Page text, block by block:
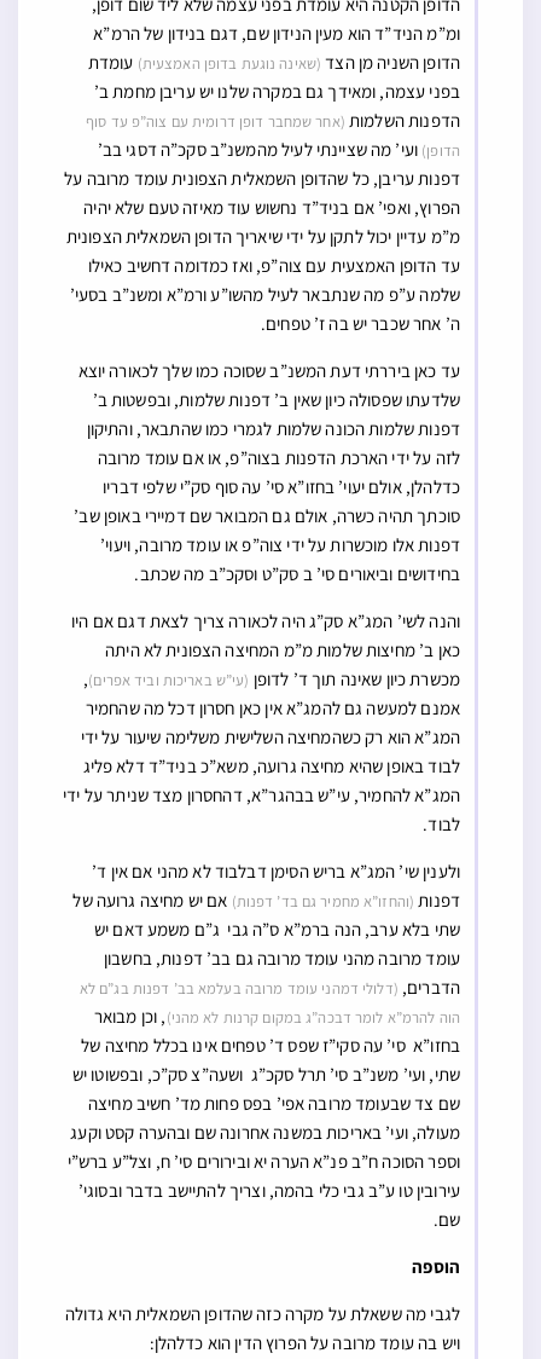
ומ”מ הניד”ד הוא מעין הנידון שם, דגם בנידון של הרמ”א
הדופן השניה מן הצד (שאינה נוגעת בדופן האמצעית) עומדת
בפני עצמה, ומאידך גם במקרה שלנו יש עריבן מחמת ב’
הדפנות השלמות (אחר שמחבר דופן דרומית עם צוה”פ עד סוף
הדופן) ועי’ מה שציינתי לעיל מהמשנ”ב סקכ”ה דסגי בב’
דפנות עריבן, כל שהדופן השמאלית הצפונית עומד מרובה על
הפרוץ, ואפי’ אם בניד”ד נחשוש עוד מאיזה טעם שלא יהיה
מ”מ עדיין יכול לתקן על ידי שיאריך הדופן השמאלית הצפונית
עד הדופן האמצעית עם צוה”פ, ואז כמדומה דחשיב כאילו
שלמה ע”פ מה שנתבאר לעיל מהשו”ע ורמ”א ומשנ”ב בסעי’
ה’ אחר שכבר יש בה ז’ טפחים.
עד כאן ביררתי דעת המשנ”ב שסוכה כמו שלך לכאורה יוצא
שלדעתו שפסולה כיון שאין ב’ דפנות שלמות, ובפשטות ב’
דפנות שלמות הכונה שלמות לגמרי כמו שהתבאר, והתיקון
לזה על ידי הארכת הדפנות בצוה”פ, או אם עומד מרובה
כדלהלן, אולם יעוי’ בחזו”א סי’ עה סוף סק”י שלפי דבריו
סוכתך תהיה כשרה, אולם גם המבואר שם דמיירי באופן שב’
דפנות אלו מוכשרות על ידי צוה”פ או עומד מרובה, ויעוי’
בחידושים וביאורים סי’ ב סק”ט וסקכ”ב מה שכתב.
והנה לשי’ המג”א סק”ג היה לכאורה צריך לצאת דגם אם היו
כאן ב’ מחיצות שלמות מ”מ המחיצה הצפונית לא היתה
מכשרת כיון שאינה תוך ד’ לדופן (עי”ש באריכות וביד אפרים),
אמנם למעשה גם להמג”א אין כאן חסרון דכל מה שהחמיר
המג”א הוא רק כשהמחיצה השלישית משלימה שיעור על ידי
לבוד באופן שהיא מחיצה גרועה, משא”כ בניד”ד דלא פליג
המג”א להחמיר, עי”ש בבהגר”א, דהחסרון מצד שניתר על ידי
לבוד.
ולענין שי’ המג”א בריש הסימן דבלבוד לא מהני אם אין ד’
דפנות (והחזו”א מחמיר גם בד’ דפנות) אם יש מחיצה גרועה של
שתי בלא ערב, הנה ברמ”א ס”ה גבי ג”ם משמע דאם יש
עומד מרובה מהני עומד מרובה גם בב’ דפנות, בחשבון
הדברים, (דלולי דמהני עומד מרובה בעלמא בב’ דפנות בג”ם לא
הוה להרמ”א לומר דבכה”ג במקום קרנות לא מהני), וכן מבואר
בחזו”א סי’ עה סקי”ז שפס ד’ טפחים אינו בכלל מחיצה של
שתי, ועי’ משנ”ב סי’ תרל סקכ”ג ושעה”צ סק”כ, ובפשוטו יש
שם צד שבעומד מרובה אפי’ בפס פחות מד’ חשיב מחיצה
מעולה, ועי’ באריכות במשנה אחרונה שם ובהערה קסט וקעג
וספר הסוכה ח”ב פנ”א הערה יא ובירורים סי’ ח, וצל”ע ברש”י
עירובין טו ע”ב גבי כלי בהמה, וצריך להתיישב בדבר ובסוגי’
שם.
הוספה
לגבי מה ששאלת על מקרה כזה שהדופן השמאלית היא גדולה
ויש בה עומד מרובה על הפרוץ הדין הוא כדלהלן: